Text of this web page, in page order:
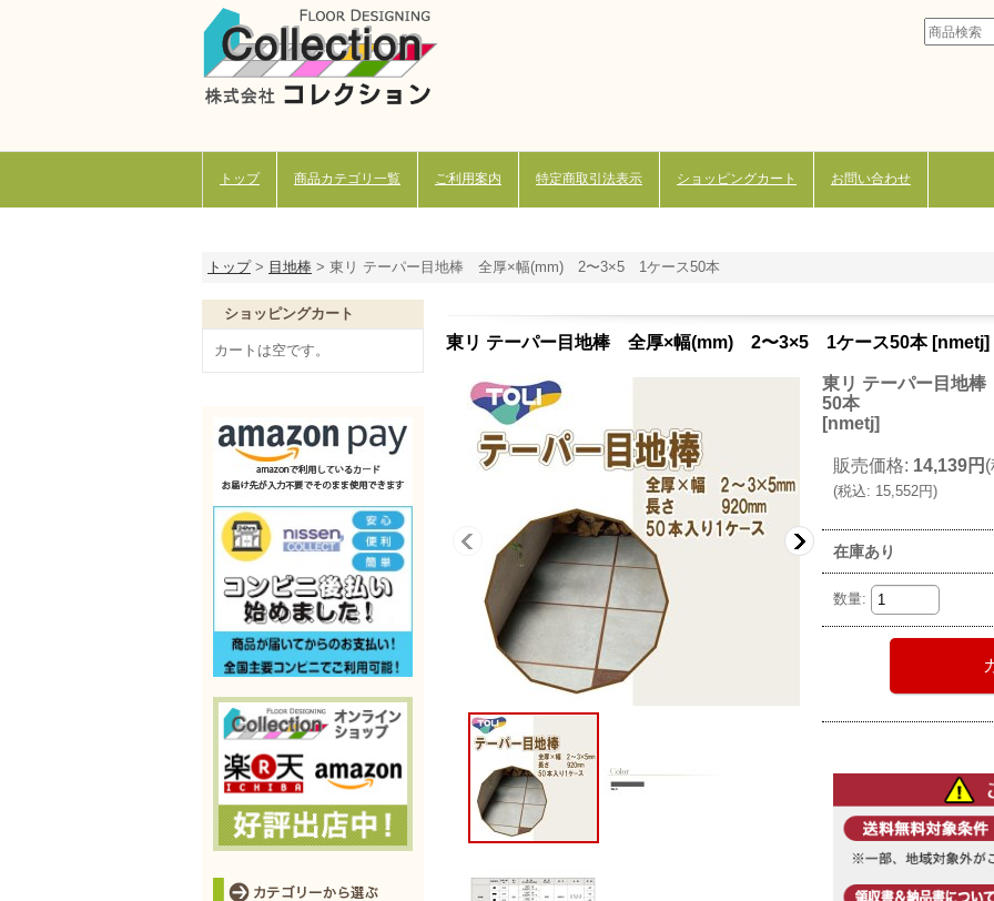
トップ 商品カテゴリ一覧 ご利用案内 特定商取引法表示 ショッピングカート お問い合わせ
トップ > 目地棒 > 東リ テーパー目地棒 全厚×幅(mm) 2〜3×5 1ケース50本
ショッピングカート
カートは空です。 東リ テーパー目地棒 全厚×幅(mm) 2〜3×5 1ケース50本 [nmetj]
東リ テーパー目地
50本
[nmetj]
販売価格: 14,139円
(税込: 15,552円)
在庫あり
数量: